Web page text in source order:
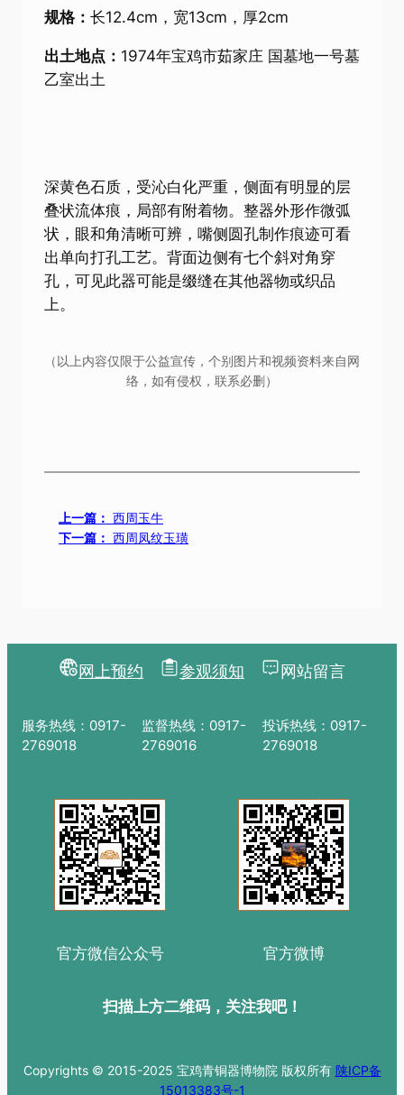
规格： 长12.4cm，宽13cm，厚2cm
出土地点： 1974年宝鸡市茹家庄 国墓地一号墓
乙室出土
深黄色石质，受沁白化严重，侧面有明显的层
叠状流体痕，局部有附着物。整器外形作微弧
状，眼和角清晰可辨，嘴侧圆孔制作痕迹可看
出单向打孔工艺。背面边侧有七个斜对角穿
孔，可见此器可能是缀缝在其他器物或织品
上。
（以上内容仅限于公益宣传，个别图片和视频资料来自网
络，如有侵权，联系必删）
上一篇： 西周玉牛
下一篇： 西周凤纹玉璜
网上预约 参观须知 网站留言
服务热线：0917-
2769018
监督热线：0917-
2769016
投诉热线：0917-
2769018
官方微信公众号 官方微博
扫描上方二维码，关注我吧！
Copyrights © 2015-2025 宝鸡青铜器博物院 版权所有 陕ICP备
15013383号-1